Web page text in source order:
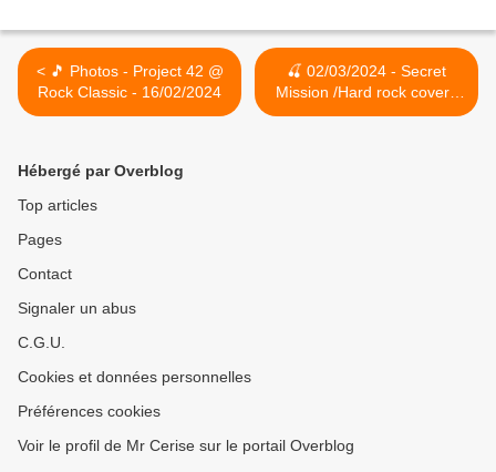
< 🎵 Photos - Project 42 @
Rock Classic - 16/02/2024
🍒 02/03/2024 - Secret
Mission /Hard rock covers
band/ @ Rock Classic - 55,
Hébergé par Overblog
Top articles
Pages
Contact
Signaler un abus
C.G.U.
Cookies et données personnelles
Préférences cookies
Voir le profil de Mr Cerise sur le portail Overblog